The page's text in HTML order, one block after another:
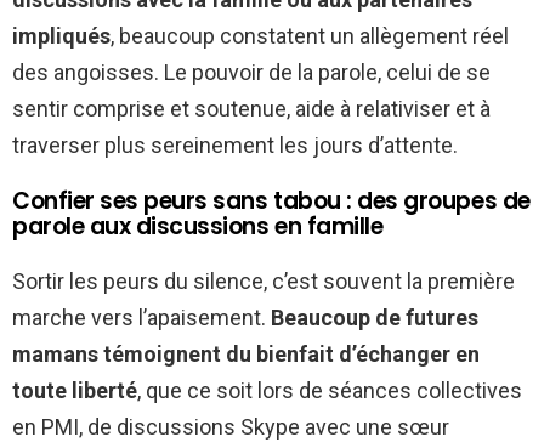
impliqués, beaucoup constatent un allègement réel
des angoisses. Le pouvoir de la parole, celui de se
sentir comprise et soutenue, aide à relativiser et à
traverser plus sereinement les jours d’attente.
Confier ses peurs sans tabou : des groupes de
parole aux discussions en famille
Sortir les peurs du silence, c’est souvent la première
marche vers l’apaisement. Beaucoup de futures
mamans témoignent du bienfait d’échanger en
toute liberté, que ce soit lors de séances collectives
en PMI, de discussions Skype avec une sœur